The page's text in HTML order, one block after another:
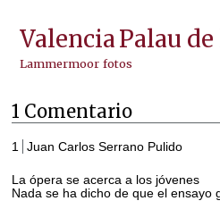
ValenciaPalau
Lammermoor fotos
1 Comentario
1 Juan Carlos Serrano Pulido
La ópera se acerca a los jóvenes
Nada se ha dicho de que el ensayo